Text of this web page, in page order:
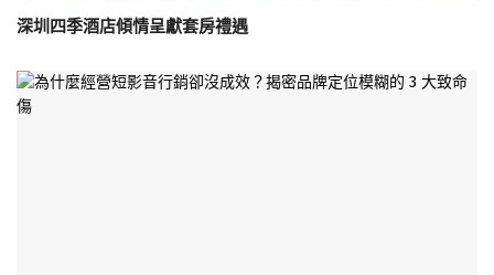
深圳四季酒店傾情呈獻套房禮遇